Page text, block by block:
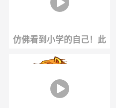
仿佛看到小学的自己！此
前女演员虞书欣投篮使用
出扔铅球的手势